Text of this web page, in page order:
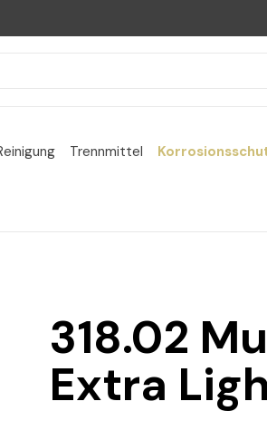
Trennmittel
318.02
Extra